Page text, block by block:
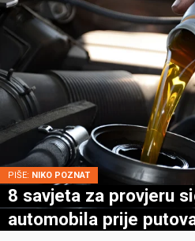
PIŠE: NIKO POZNAT
8 savjeta za provjeru
automobila prije